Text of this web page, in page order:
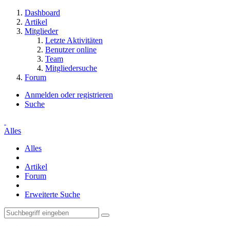
Dashboard
Artikel
Mitglieder
Letzte Aktivitäten
Benutzer online
Team
Mitgliedersuche
Forum
Anmelden oder registrieren
Suche
Alles
Alles
Artikel
Forum
Erweiterte Suche